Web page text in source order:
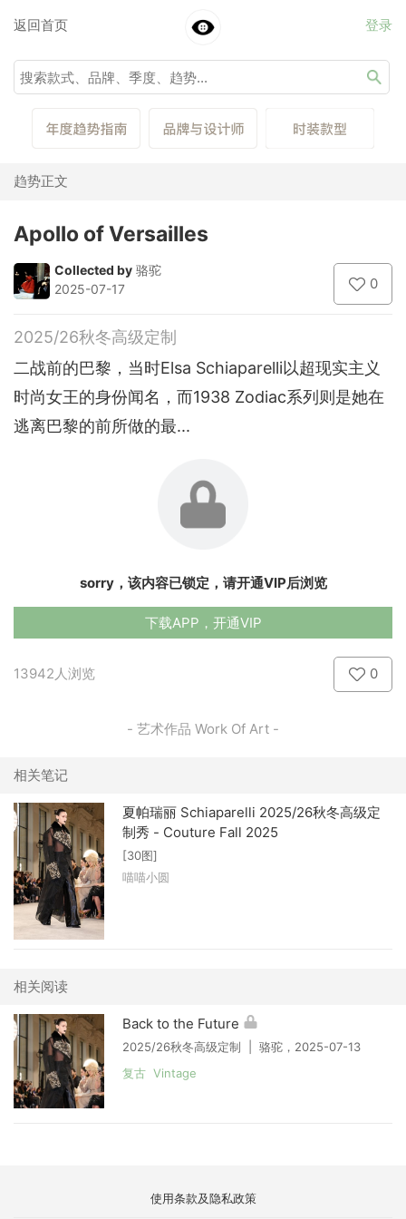
返回首页 登录
趋势正文
Apollo of Versailles
Collected by 骆驼
2025-07-17
0
2025/26秋冬高级定制
二战前的巴黎，当时Elsa Schiaparelli以超现实主义
时尚女王的身份闻名，而1938 Zodiac系列则是她在
逃离巴黎的前所做的最...
sorry，该内容已锁定，请开通VIP后浏览
下载APP，开通VIP
13942人浏览 0
- 艺术作品 Work Of Art -
相关笔记
夏帕瑞丽 Schiaparelli 2025/26秋冬高级定
制秀 - Couture Fall 2025
[30图]
喵喵小圆
相关阅读
Back to the Future
2025/26秋冬高级定制 | 骆驼，2025-07-13
复古 Vintage
使用条款及隐私政策